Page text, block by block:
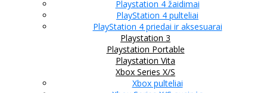
Playstation 4 žaidimai
PlayStation 4 pulteliai
PlayStation 4 priedai ir aksesuarai
Playstation 3
Playstation Portable
Playstation Vita
Xbox Series X/S
Xbox pulteliai